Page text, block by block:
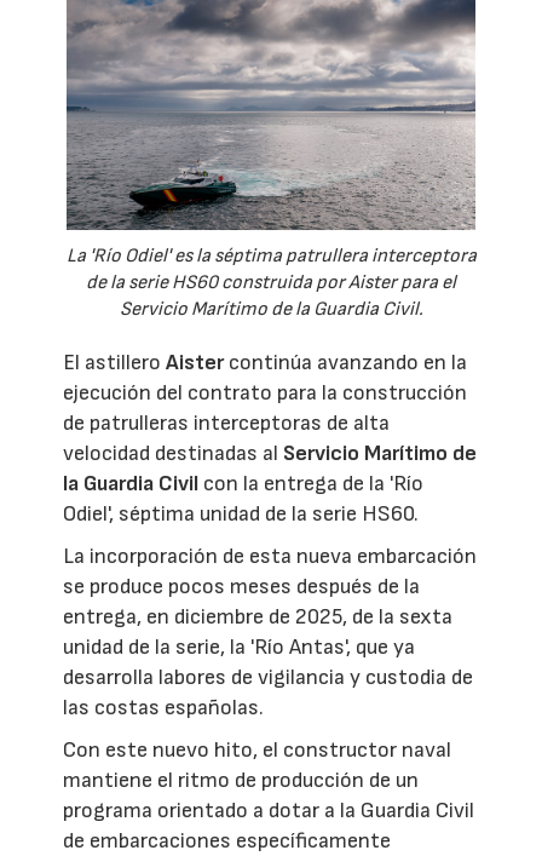
La 'Río Odiel' es la séptima patrullera interceptora
de la serie HS60 construida por Aister para el
Servicio Marítimo de la Guardia Civil.
El astilleroAistercontinúa avanzando en la
ejecución del contrato para la construcción
de patrulleras interceptoras de alta
velocidad destinadas al Servicio Marítimo de
la Guardia Civil con la entrega de la 'Río
Odiel', séptima unidad de la serie HS60.
La incorporación de esta nueva embarcación
se produce pocos meses después de la
entrega, en diciembre de 2025, de la sexta
unidad de la serie, la 'Río Antas', que ya
desarrolla labores de vigilancia y custodia de
las costas españolas.
Con este nuevo hito, el constructor naval
mantiene el ritmo de producción de un
programa orientado a dotar a la Guardia Civil
de embarcaciones específicamente